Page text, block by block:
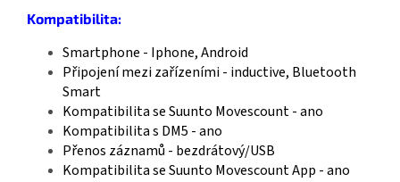
Kompatibilita:
Smartphone - Iphone, Android
Připojení mezi zařízeními - inductive, Bluetooth
Smart
Kompatibilita se Suunto Movescount - ano
Kompatibilita s DM5 - ano
Přenos záznamů - bezdrátový/USB
Kompatibilita se Suunto Movescount App - ano